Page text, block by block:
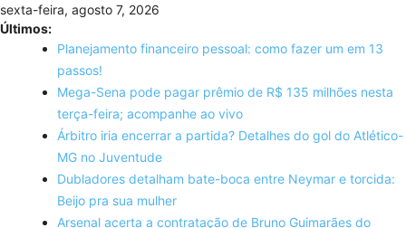
Skip
to
content
sexta-feira, agosto 7, 2026
Últimos:
Planejamento financeiro pessoal: como fazer um em 13
passos!
Mega-Sena pode pagar prêmio de R$ 135 milhões nesta
terça-feira; acompanhe ao vivo
Árbitro iria encerrar a partida? Detalhes do gol do Atlético-
MG no Juventude
Dubladores detalham bate-boca entre Neymar e torcida:
Beijo pra sua mulher
Arsenal acerta a contratação de Bruno Guimarães do